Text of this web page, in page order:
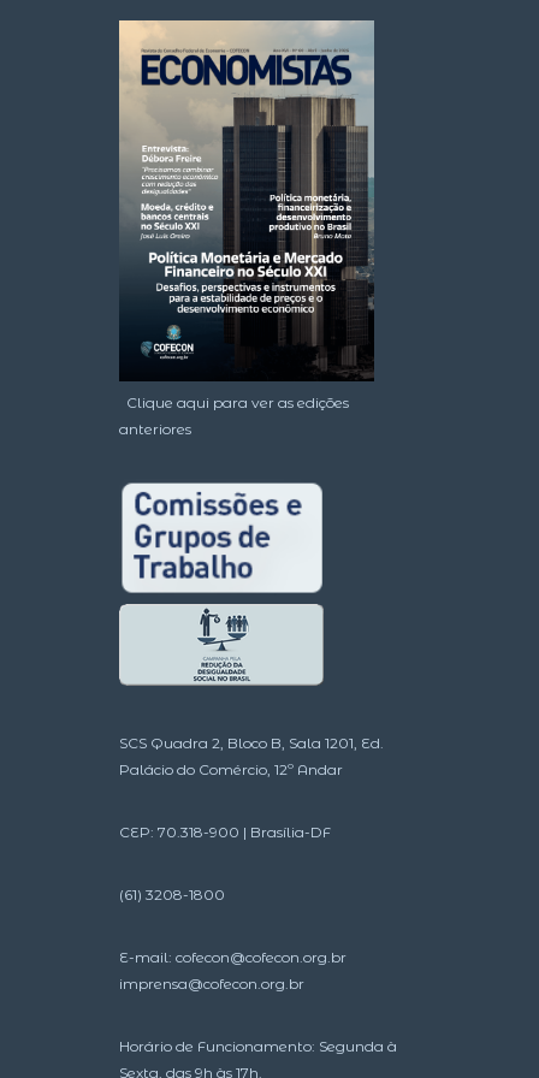
Clique aqui para ver as edições
anteriores
SCS Quadra 2, Bloco B, Sala 1201, Ed.
Palácio do Comércio, 12º Andar
CEP: 70.318-900 | Brasília-DF
(61) 3208-1800
E-mail: cofecon@cofecon.org.br
imprensa@cofecon.org.br
Horário de Funcionamento: Segunda à
Sexta, das 9h às 17h.